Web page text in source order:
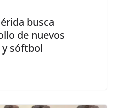
busca
de nuevos
sóftbol